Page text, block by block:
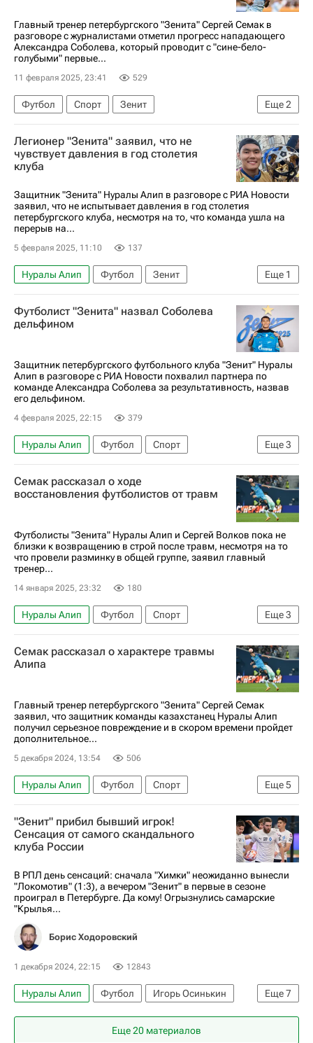
Главный тренер петербургского "Зенита" Сергей Семак в
разговоре с журналистами отметил прогресс нападающего
Александра Соболева, который проводит с "сине-бело-
голубыми" первые...
11 февраля 2025, 23:41 529
Еще2
Футбол Спорт
Зенит
Александр Соболев
РПЛ 2026-2027 (Чемпионат России по футболу)
Легионер "Зенита" заявил, что не
чувствует давления в год столетия
клуба
Защитник "Зенита" Нуралы Алип в разговоре с РИА Новости
заявил, что не испытывает давления в год столетия
петербургского клуба, несмотря на то, что команда ушла на
перерыв на...
5 февраля 2025, 11:10 137
Еще 1
Нуралы Алип Футбол
Зенит
РПЛ 2026-2027 (Чемпионат России по футболу)
Футболист "Зенита" назвал Соболева
дельфином
Защитник петербургского футбольного клуба "Зенит" Нуралы
Алип в разговоре с РИА Новости похвалил партнера по
команде Александра Соболева за результативность, назвав
его дельфином.
4 февраля 2025, 22:15 379
Еще3
Нуралы Алип Футбол
Спорт
Александр Соболев
Зенит
РПЛ 2026-2027 (Чемпионат России по футболу)
Семак рассказал о ходе
восстановления футболистов от травм
Футболисты "Зенита" Нуралы Алип и Сергей Волков пока не
близки к возвращению в строй после травм, несмотря на то
что провели разминку в общей группе, заявил главный
тренер...
14 января 2025, 23:32 180
Еще3
Нуралы Алип Футбол
Спорт
Сергей Волков (Зенит)
Сергей Семак
Зенит
Семак рассказал о характере травмы
Алипа
Главный тренер петербургского "Зенита" Сергей Семак
заявил, что защитник команды казахстанец Нуралы Алип
получил серьезное повреждение и в скором времени пройдет
дополнительное...
5 декабря 2024, 13:54 506
Еще5
Нуралы Алип Футбол
Спорт
Сергей Семак
Зенит
Крылья Советов
Акрон (Тольятти)
РПЛ 2026-2027 (Чемпионат России по футболу)
"Зенит" прибил бывший игрок!
Сенсация от самого скандального
клуба России
В РПЛ день сенсаций: сначала "Химки" неожиданно вынесли
"Локомотив" (1:3), а вечером "Зенит" в первые в сезоне
проиграл в Петербурге. Да кому! Огрызнулись самарские
"Крылья...
Борис Ходоровский
1 декабря 2024, 22:15 12843
Еще7
Нуралы Алип Футбол
Игорь Осинькин
Сергей Песьяков
Александр Соболев
Крылья Советов
Еще 20 материалов